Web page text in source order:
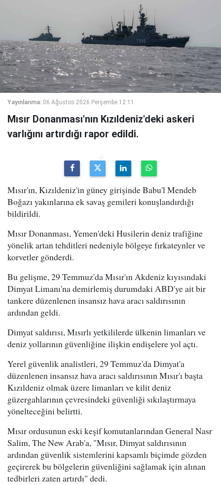
Yayınlanma: 06 Ağustos 2026 Perşembe 12:11
Mısır Donanması'nın Kızıldeniz'deki askeri
varlığını artırdığı rapor edildi.
Mısır'ın, Kızıldeniz'in güney girişinde Babu'l Mendeb
Boğazı yakınlarına ek savaş gemileri konuşlandırdığı
bildirildi.
Mısır Donanması, Yemen'deki Husilerin deniz trafiğine
yönelik artan tehditleri nedeniyle bölgeye fırkateynler ve
korvetler gönderdi.
Bu gelişme, 29 Temmuz'da Mısır'ın Akdeniz kıyısındaki
Dimyat Limanı'na demirlemiş durumdaki ABD'ye ait bir
tankere düzenlenen insansız hava aracı saldırısının
ardından geldi.
Dimyat saldırısı, Mısırlı yetkililerde ülkenin limanları ve
deniz yollarının güvenliğine ilişkin endişelere yol açtı.
Yerel güvenlik analistleri, 29 Temmuz'da Dimyat'a
düzenlenen insansız hava aracı saldırısının Mısır'ı başta
Kızıldeniz olmak üzere limanları ve kilit deniz
güzergahlarının çevresindeki güvenliği sıkılaştırmaya
yönelteceğini belirtti.
Mısır ordusunun eski keşif komutanlarından General Nasr
Salim, The New Arab'a, "Mısır, Dimyat saldırısının
ardından güvenlik sistemlerini kapsamlı biçimde gözden
geçirerek bu bölgelerin güvenliğini sağlamak için alınan
tedbirleri zaten artırdı" dedi.